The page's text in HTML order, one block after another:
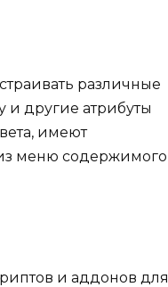
различные
и другие атрибуты
имеют
меню содержимого
и аддонов для